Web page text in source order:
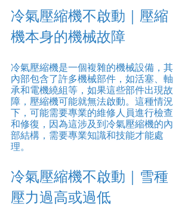
冷氣壓縮機不啟動｜壓縮
機本身的機械故障
冷氣壓縮機是一個複雜的機械設備，其
內部包含了許多機械部件，如活塞、軸
承和電機繞組等，如果這些部件出現故
障，壓縮機可能就無法啟動。這種情況
下，可能需要專業的維修人員進行檢查
和修復，因為這涉及到冷氣壓縮機的內
部結構，需要專業知識和技能才能處
理。
冷氣壓縮機不啟動｜雪種
壓力過高或過低